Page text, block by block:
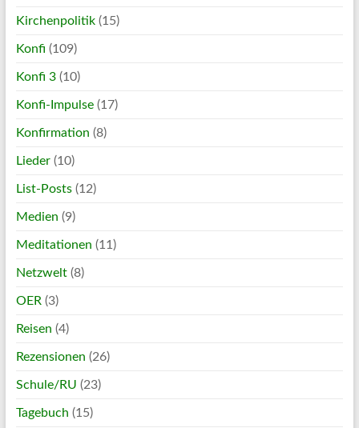
Kirchenpolitik(15)
Konfi (109)
Konfi 3(10)
Konfi-Impulse(17)
Konfirmation (8)
Lieder(10)
List-Posts(12)
Medien (9)
Meditationen (11)
Netzwelt(8)
OER (3)
Reisen (4)
Rezensionen (26)
Schule/RU (23)
Tagebuch (15)